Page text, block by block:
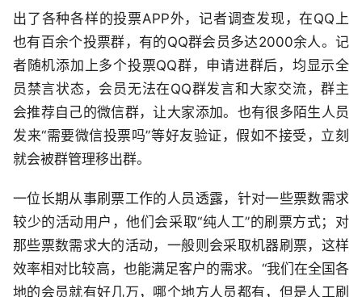
出了各种各样的投票APP外，记者调查发现，在QQ上
也有百余个投票群，有的QQ群会员多达2000余人。记
者随机添加上多个投票QQ群，申请进群后，均显示全
员禁言状态，会员无法在QQ群发言和大家交流，群主
会推荐自己的微信群，让大家添加。也有很多陌生人员
发来“需要微信投票吗”等好友验证，假如不接受，立刻
就会被群管理移出群。
一位长期从事刷票工作的人员透露，针对一些票数需求
较少的活动用户，他们会采取“纯人工”的刷票方式；对
那些票数需求大的活动，一般则会采取机器刷票，这样
效率相对比较高，也能满足客户的需求。“我们在全国各
地的会员就有好几万，哪个地方人员都有，但是人工刷